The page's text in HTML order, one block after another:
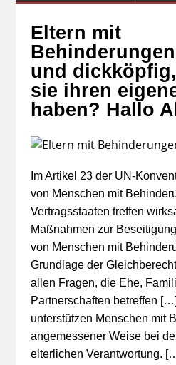
Eltern mit
und
sie ihren
haben? Hallo
Im Artikel 23 der UN-
von Menschen mit
Vertragsstaaten treffen
Maßnahmen zur
von Menschen mit
Grundlage der
allen Fragen, die Ehe,
Partnerschaften betreffen
unterstützen Menschen mit
angemessener Weise bei
elterlichen Verantwortung.